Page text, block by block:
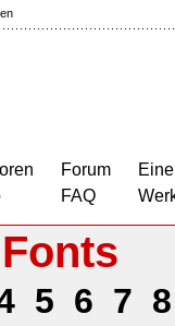
Forum
FAQ
5 6 7